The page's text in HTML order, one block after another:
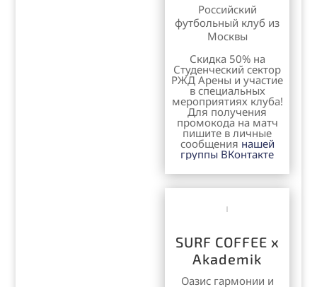
Российский
футбольный клуб из
Москвы
Скидка 50% на
Студенческий сектор
РЖД Арены и участие
в специальных
мероприятиях клуба!
Для получения
промокода на матч
пишите в личные
сообщения нашей
группы ВКонтакте
SURF COFFEE x
Akademik
Оазис гармонии и